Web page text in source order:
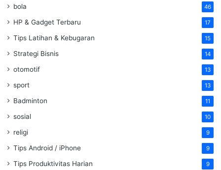
bola 46
HP & Gadget Terbaru 17
Tips Latihan & Kebugaran 15
Strategi Bisnis 14
otomotif 13
sport 13
Badminton 11
sosial 10
religi 9
Tips Android / iPhone 9
Tips Produktivitas Harian 9